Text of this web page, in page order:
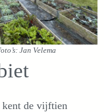
Jan Velema
kent de vijftien